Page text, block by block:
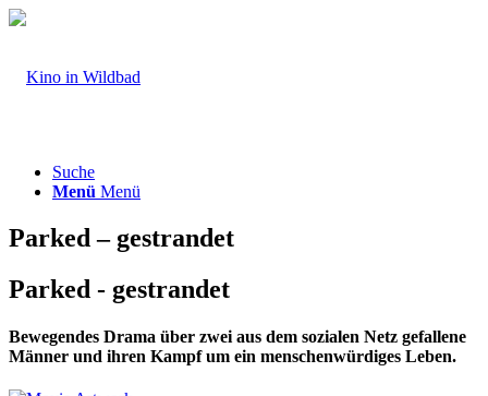
Suche
Menü Menü
Parked – gestrandet
Parked - gestrandet
Bewegendes Drama über zwei aus dem sozialen Netz gefallene
Männer und ihren Kampf um ein menschenwürdiges Leben.